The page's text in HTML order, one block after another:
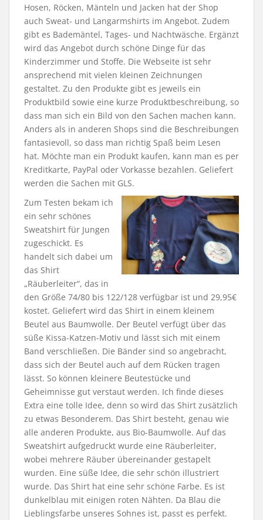
Hosen, Röcken, Mänteln und Jacken hat der Shop
auch Sweat- und Langarmshirts im Angebot. Zudem
gibt es Bademäntel, Tages- und Nachtwäsche. Ergänzt
wird das Angebot durch schöne Dinge für das
Kinderzimmer und Stoffe. Die Webseite ist sehr
ansprechend mit vielen kleinen Zeichnungen
gestaltet. Zu den Produkte gibt es jeweils ein
Produktbild sowie eine kurze Produktbeschreibung, so
dass man sich ein Bild von den Sachen machen kann.
Anders als in anderen Shops sind die Beschreibungen
fantasievoll, so dass man richtig Spaß beim Lesen
hat. Möchte man ein Produkt kaufen, kann man es per
Kreditkarte, PayPal oder Vorkasse bezahlen. Geliefert
werden die Sachen mit GLS.
Zum Testen bekam ich
ein sehr schönes
Sweatshirt für Jungen
zugeschickt. Es
handelt sich dabei um
das Shirt
„Räuberleiter“, das in
den Größe 74/80 bis 122/128 verfügbar ist und 29,95€
kostet. Geliefert wird das Shirt in einem kleinem
Beutel aus Baumwolle. Der Beutel verfügt über das
süße Kissa-Katzen-Motiv und lässt sich mit einem
Band verschließen. Die Bänder sind so angebracht,
dass sich der Beutel auch auf dem Rücken tragen
lässt. So können kleinere Beutestücke und
Geheimnisse gut verstaut werden. Ich finde dieses
Extra eine tolle Idee, denn so wird das Shirt zusätzlich
zu etwas Besonderem. Das Shirt besteht, genau wie
alle anderen Produkte, aus Bio-Baumwolle. Auf das
Sweatshirt aufgedruckt wurde eine Räuberleiter,
wobei mehrere Räuber übereinander gestapelt
wurden. Eine süße Idee, die sehr schön illustriert
wurde. Das Shirt hat eine sehr schöne Farbe. Es ist
dunkelblau mit einigen roten Nähten. Da Blau die
Lieblingsfarbe unseres Sohnes ist, passt es perfekt.